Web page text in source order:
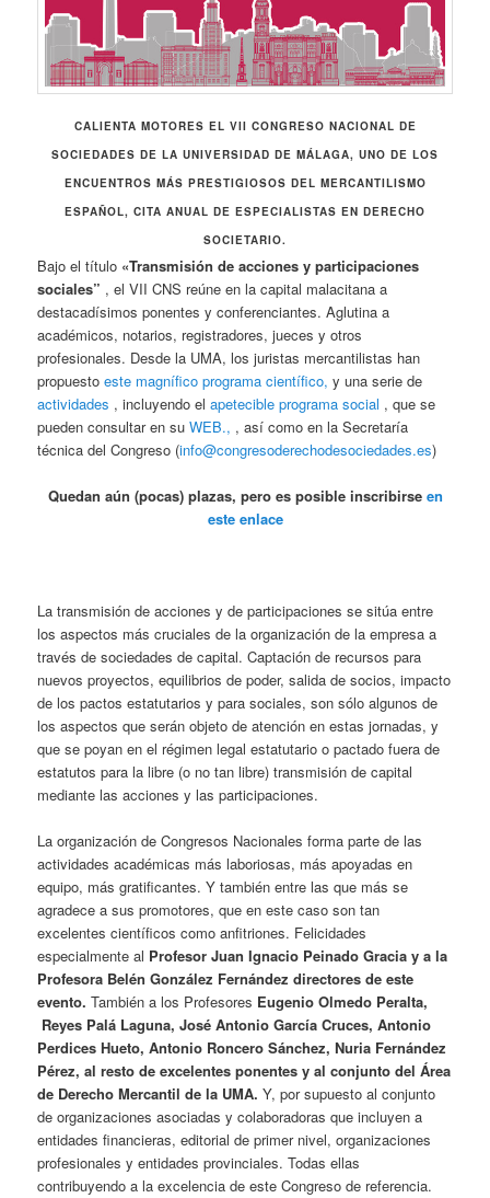
CALIENTA MOTORES EL VII CONGRESO NACIONAL DE
SOCIEDADES DE LA UNIVERSIDAD DE MÁLAGA, UNO DE LOS
ENCUENTROS MÁS PRESTIGIOSOS DEL MERCANTILISMO
ESPAÑOL, CITA ANUAL DE ESPECIALISTAS EN DERECHO
SOCIETARIO.
Bajo el título «Transmisión de acciones y participaciones
sociales” , el VII CNS reúne en la capital malacitana a
destacadísimos ponentes y conferenciantes. Aglutina a
académicos, notarios, registradores, jueces y otros
profesionales. Desde la UMA, los juristas mercantilistas han
propuesto este magnífico programa científico, y una serie de
actividades , incluyendo elapetecible programa social , que se
pueden consultar en su WEB., , así como en la Secretaría
técnica del Congreso (info@congresoderechodesociedades.es)
Quedan aún (pocas) plazas, pero es posible inscribirse en
este enlace
La transmisión de acciones y de participaciones se sitúa entre
los aspectos más cruciales de la organización de la empresa a
través de sociedades de capital. Captación de recursos para
nuevos proyectos, equilibrios de poder, salida de socios, impacto
de los pactos estatutarios y para sociales, son sólo algunos de
los aspectos que serán objeto de atención en estas jornadas, y
que se poyan en el régimen legal estatutario o pactado fuera de
estatutos para la libre (o no tan libre) transmisión de capital
mediante las acciones y las participaciones.
La organización de Congresos Nacionales forma parte de las
actividades académicas más laboriosas, más apoyadas en
equipo, más gratificantes. Y también entre las que más se
agradece a sus promotores, que en este caso son tan
excelentes científicos como anfitriones. Felicidades
especialmente al Profesor Juan Ignacio Peinado Gracia y a la
Profesora Belén González Fernández directores de este
evento. También a los Profesores Eugenio Olmedo Peralta,
Reyes Palá Laguna, José Antonio García Cruces, Antonio
Perdices Hueto, Antonio Roncero Sánchez, Nuria Fernández
Pérez, al resto de excelentes ponentes y al conjunto del Área
de Derecho Mercantil de la UMA.Y, por supuesto al conjunto
de organizaciones asociadas y colaboradoras que incluyen a
entidades financieras, editorial de primer nivel, organizaciones
profesionales y entidades provinciales. Todas ellas
contribuyendo a la excelencia de este Congreso de referencia.